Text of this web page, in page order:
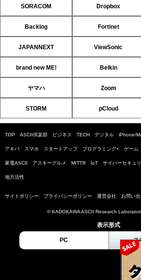
SORACOM Dropbox
Backlog Fortinet
JAPANNEXT ViewSonic
brand new ME! Belkin
ヤマハ Zoom
STORM pCloud
TOP ASCII倶楽部 ビジネス TECH デジタル iPhone/
アキバ スマホ スタートアップ プログラミング+ ゲーム
家電ASCII アスキーグルメ MITTR IoT サイバーセキュ
地方活性
サイトポリシー プライバシーポリシー 運営会社 お問い
© KADOKAWA ASCII Research
表示形式
PC ス